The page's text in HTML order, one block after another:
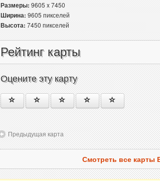
Размеры:9605 x 7450
Ширина:9605 пикселей
Высота:7450 пикселей
Рейтинг карты
Оцените эту карту
Предыдущая карта
Смотреть все карты